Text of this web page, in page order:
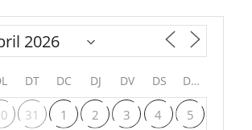
DT DC DJ DV DS DG
31 1 2 3 4
5